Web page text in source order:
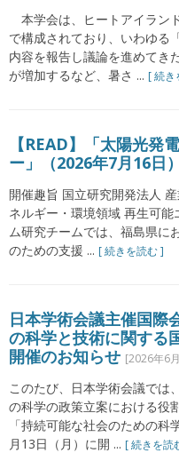
本学会は、ヒートアイラン
で構成されており、いわゆる
内容を報告し議論を進めてき
が増加するなど、暑さ ... [ 続き
【READ】「太陽光発
ー」（2026年7月16日
開催趣旨 国立研究開発法人
ネルギー・環境領域 再生可
ム研究チームでは、福島県に
のための支援 ... [ 続きを読む ]
日本学術会議主催国際
の科学と技術に関する
開催のお知らせ [2026年6
このたび、日本学術会議では
の科学の政策立案における役
「持続可能な社会のための
月13日（月）に開 ... [ 続きを読